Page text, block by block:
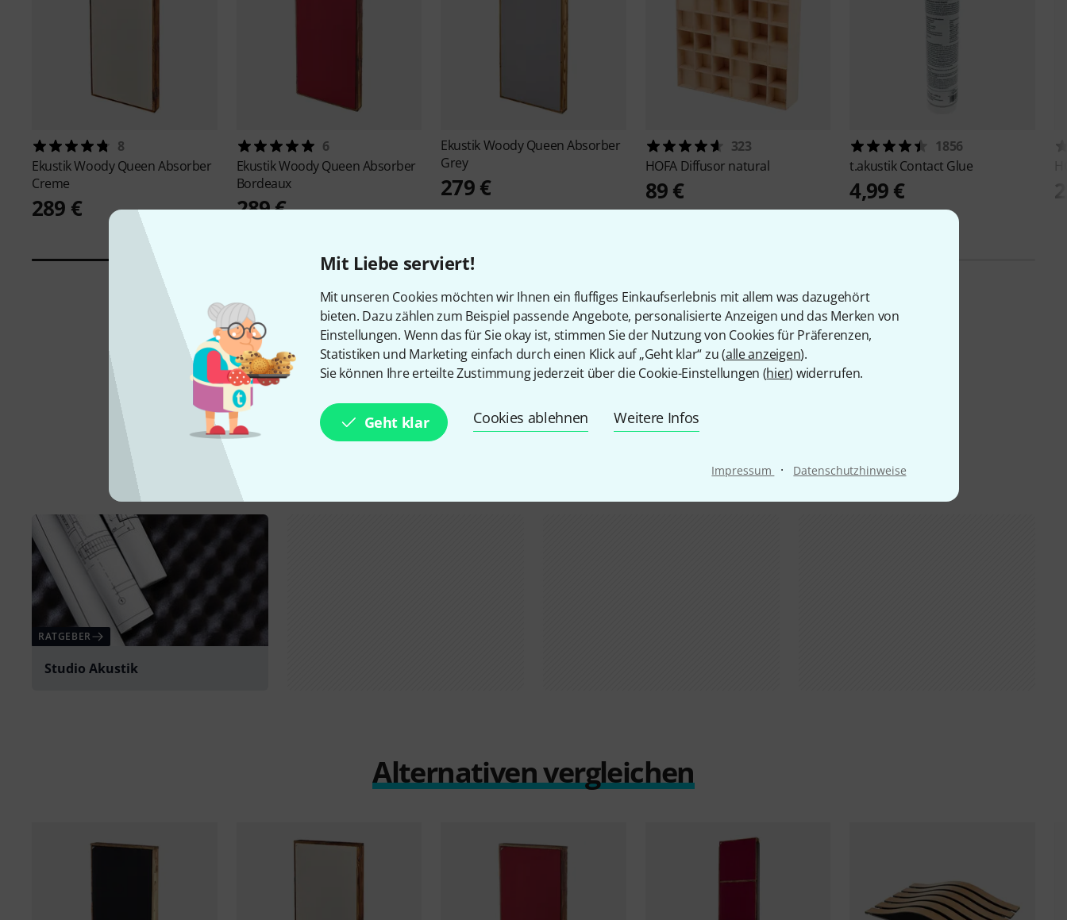
Mit Liebe serviert!
Mit unseren Cookies möchten wir Ihnen ein fluffiges Einkaufserlebnis mit allem was dazugehört
bieten. Dazu zählen zum Beispiel passende Angebote, personalisierte Anzeigen und das Merken von
Einstellungen. Wenn das für Sie okay ist, stimmen Sie der Nutzung von Cookies für Präferenzen,
Statistiken und Marketing einfach durch einen Klick auf „Geht klar“ zu (alle anzeigen).
Sie können Ihre erteilte Zustimmung jederzeit über die Cookie-Einstellungen (hier) widerrufen.
Geht klar Cookies ablehnen Weitere Infos
Impressum · Datenschutzhinweise
8
EkustikWoody Queen Absorber
Creme
289 €
6
EkustikWoody Queen Absorber
Bordeaux
289 €
EkustikWoody Queen Absorber
Grey
279 €
323
HOFA Diffusor natural
89 €
1856
t.akustikContact Glue
4,99 €
Schon gewusst?
RATGEBER
Studio Akustik
Alternativen vergleichen